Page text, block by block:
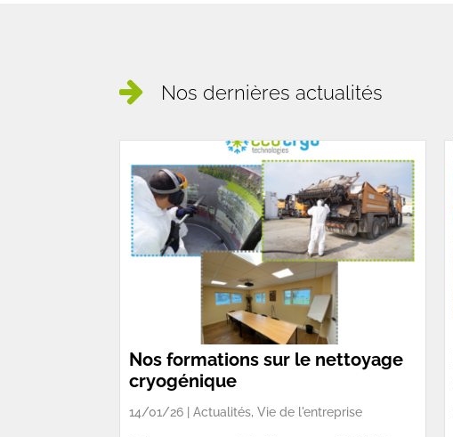
Nos dernières actualités
Nos formations sur le nettoyage
cryogénique
14/01/26 |Actualités, Vie de l'entreprise